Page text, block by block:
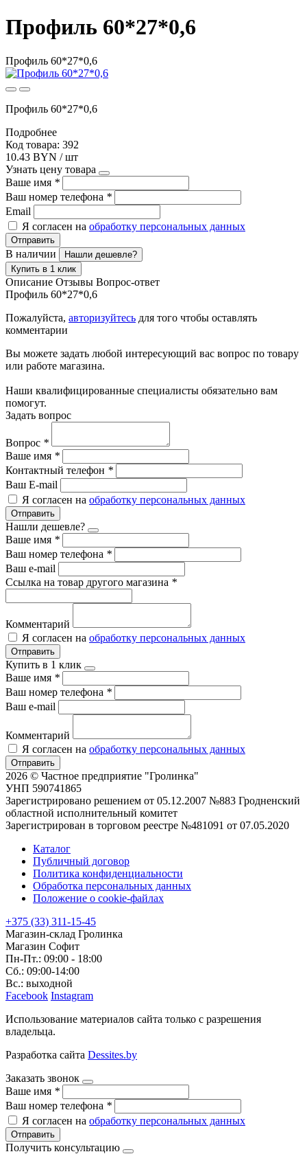
Профиль 60*27*0,6
Профиль 60*27*0,6
Профиль 60*27*0,6
Подробнее
Код товара: 392
10.43 BYN / шт
Узнать цену товара
Ваше имя *
Ваш номер телефона *
Email
Я согласен на обработку персональных данных
Отправить
В наличии
Нашли дешевле?
Купить в 1 клик
Описание Отзывы Вопрос-ответ
Профиль 60*27*0,6
Пожалуйста, авторизуйтесь для того чтобы оставлять
комментарии
Вы можете задать любой интересующий вас вопрос по товару
или работе магазина.
Наши квалифицированные специалисты обязательно вам
помогут.
Задать вопрос
Вопрос *
Ваше имя *
Контактный телефон *
Ваш E-mail
Я согласен на обработку персональных данных
Отправить
Нашли дешевле?
Ваше имя *
Ваш номер телефона *
Ваш e-mail
Ссылка на товар другого магазина *
Комментарий
Я согласен на обработку персональных данных
Отправить
Купить в 1 клик
Ваше имя *
Ваш номер телефона *
Ваш e-mail
Комментарий
Я согласен на обработку персональных данных
Отправить
2026 © Частное предприятие "Гролинка"
УНП 590741865
Зарегистрировано решением от 05.12.2007 №883 Гродненский
областной исполнительный комитет
Зарегистрирован в торговом реестре №481091 от 07.05.2020
Каталог
Публичный договор
Политика конфиденциальности
Обработка персональных данных
Положение о cookie-файлах
+375 (33) 311-15-45
Магазин-склад Гролинка
Магазин Софит
Пн-Пт.: 09:00 - 18:00
Сб.: 09:00-14:00
Вс.: выходной
Facebook Instagram
Использование материалов сайта только с разрешения
владельца.
Разработка сайта Dessites.by
Заказать звонок
Ваше имя *
Ваш номер телефона *
Я согласен на обработку персональных данных
Отправить
Получить консультацию